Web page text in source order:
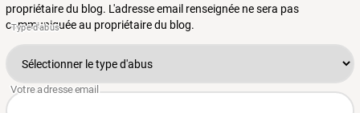
propriétaire du blog. L'adresse email renseignée ne sera pas
communiquée au propriétaire du blog.